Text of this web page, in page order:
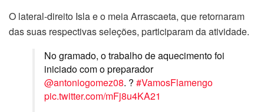
O lateral-direito Isla e o meia Arrascaeta, que retornaram
das suas respectivas seleções, participaram da atividade.
No gramado, o trabalho de aquecimento foi
iniciado com o preparador
@antoniogomez08. ? #VamosFlamengo
pic.twitter.com/mFj8u4KA21